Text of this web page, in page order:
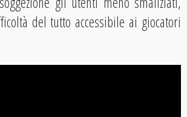
del tutto accessibile ai giocatori